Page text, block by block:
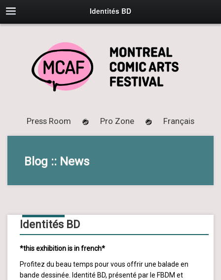
Identités BD
Press Room Pro Zone Français
Blog :: News
Identités BD
*this exhibition is in french*
Profitez du beau temps pour vous offrir une balade en
bande dessinée. Identité BD, présenté par le FBDM et